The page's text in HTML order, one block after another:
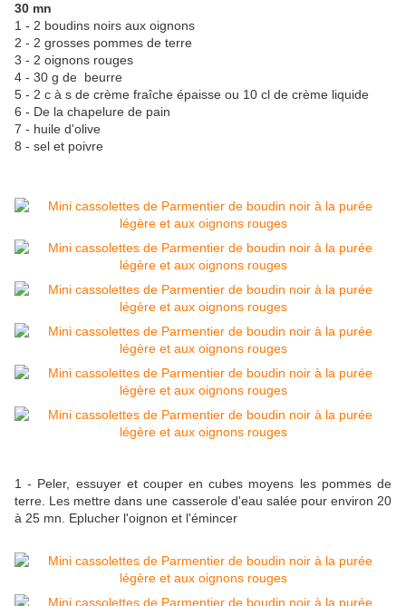
30 mn
1 - 2 boudins noirs aux oignons
2 - 2 grosses pommes de terre
3 - 2 oignons rouges
4 - 30 g de beurre
5 - 2 c à s de crème fraîche épaisse ou 10 cl de crème liquide
6 - De la chapelure de pain
7 - huile d'olive
8 - sel et poivre
1 - Peler, essuyer et couper en cubes moyens les pommes de
terre. Les mettre dans une casserole d'eau salée pour environ 20
à 25 mn. Eplucher l'oignon et l'émincer